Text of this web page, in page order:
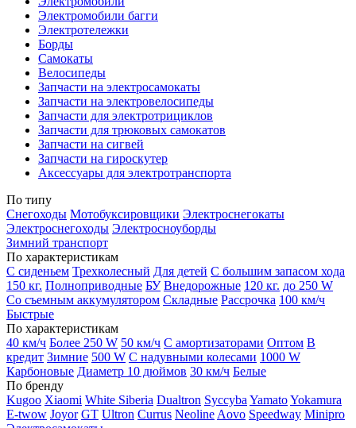
Электромобили багги
Электротележки
Борды
Самокаты
Велосипеды
Запчасти на электросамокаты
Запчасти на электровелосипеды
Запчасти для электротрициклов
Запчасти для трюковых самокатов
Запчасти на сигвей
Запчасти на гироскутер
Аксессуары для электротранспорта
По типу
Снегоходы Мотобуксировщики Электроснегокаты
Электроснегоходы Электросноуборды
Зимний транспорт
По характеристикам
С сиденьем Трехколесный Для детей С большим запасом хода
150 кг. Полноприводные БУ Внедорожные 120 кг. до 250 W
Со съемным аккумулятором Складные Рассрочка 100 км/ч
Быстрые
По характеристикам
40 км/ч Более 250 W 50 км/ч С амортизаторами Оптом В
кредит Зимние 500 W С надувными колесами 1000 W
Карбоновые Диаметр 10 дюймов 30 км/ч Белые
По бренду
Kugoo Xiaomi White Siberia Dualtron Syccyba YamatoYokamura
E-twow Joyor GT Ultron Currus Neoline Aovo Speedway Minipro